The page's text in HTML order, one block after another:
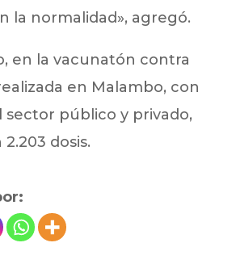
la normalidad», agregó.
en la vacunatón contra
en Malambo, con
sector público y privado,
dosis.